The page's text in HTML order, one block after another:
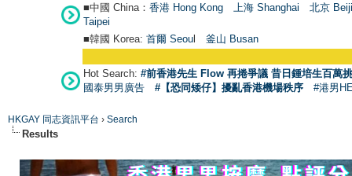
■中國 China： 香港 Hong Kong 上海 Shanghai
北京
Taipei
■韓國 Korea: 首爾 Seoul 釜山 Busan
Hot Search: #前香港先生 Flow 再捲爭議 昔日鍾培生百萬
國泰男男廣告
#【恐同矮仔】擾亂香港機場秩序 #港男
HKGAY 同志資訊平台 › Search
Results